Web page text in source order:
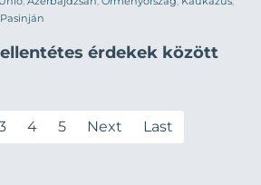
érdekek között
4 5 Next Last